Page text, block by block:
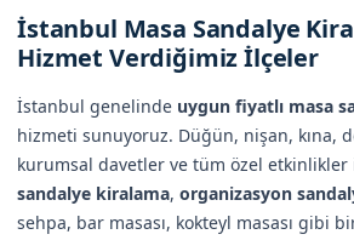
İstanbul Masa Sandalye
Hizmet Verdiğimiz İlçeler
İstanbul genelinde uygun fiyatlı masa
hizmeti sunuyoruz. Düğün, nişan, kına,
kurumsal davetler ve tüm özel etkinlikler
sandalye kiralama, organizasyon
sehpa, bar masası, kokteyl masası gibi